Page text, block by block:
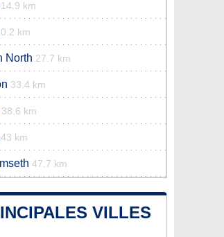
14.9 km
km
North 27.7 km
33.4 km
38.6 km
43 km
47.7 km
VILLES